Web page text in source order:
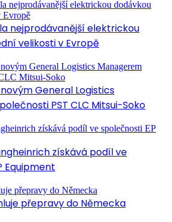
nejprodávanější elektrickou
velikosti v Evropě
General Logistics
PST CLC Mitsui-Soko
získává podíl ve
Equipment
přepravy do Německa